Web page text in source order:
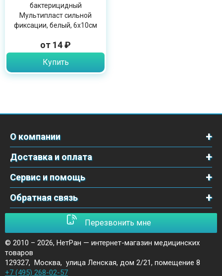
бактерицидный
Мультипласт сильной
фиксации, белый, 6х10см
от 14 ₽
Купить
О компании
Доставка и оплата
Сервис и помощь
Обратная связь
Перезвонить мне
© 2010 – 2026, НетРан — интернет-магазин медицинских
товаров
129327, Москва, улица Ленская, дом 2/21, помещение 8
+7 (495) 268-02-57